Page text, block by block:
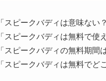
「スピークバディは意味ない？
「スピークバディは無料で使
「スピークバディの無料期間
「スピークバディは無料でど